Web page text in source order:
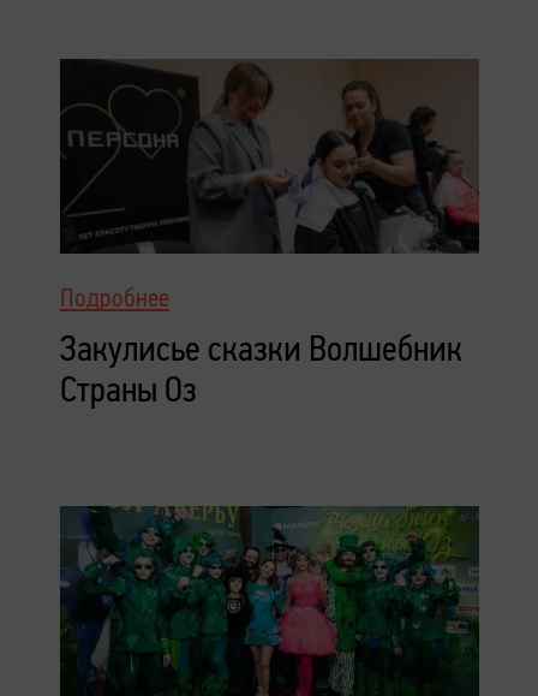
Подробнее
Закулисье сказки Волшебник
Страны Оз